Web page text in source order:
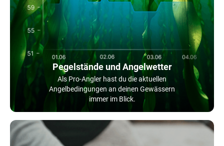
Pegelstände und Angelwetter
Als Pro-Angler hast du die aktuellen
Angelbedingungen an deinen Gewässern
immer im Blick.